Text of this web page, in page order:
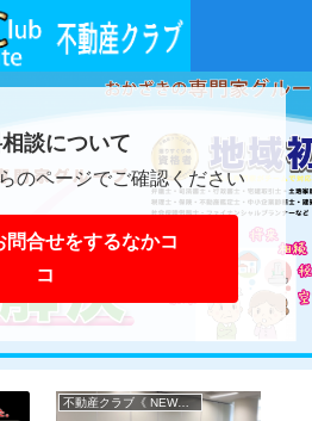
談について
のページでご確認ください
問合せをするなかコ
コ
不動産クラブ《 NEWS 》